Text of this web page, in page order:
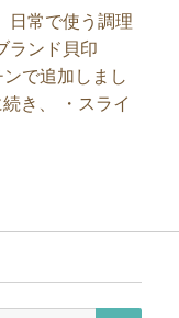
常で使う調理
ランド貝印
で追加しまし
き、 ・スライ
」の新商品”の